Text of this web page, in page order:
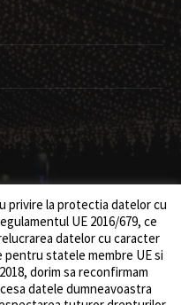
privire la protectia datelor cu
UE 2016/679, ce
datelor cu caracter
statele membre UE si
dorim sa reconfirmam
datele dumneavoastra